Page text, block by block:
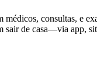
médicos, consultas, e
sair de casa—via app,